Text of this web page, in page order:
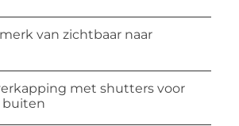
van zichtbaar naar
met shutters voor
buiten